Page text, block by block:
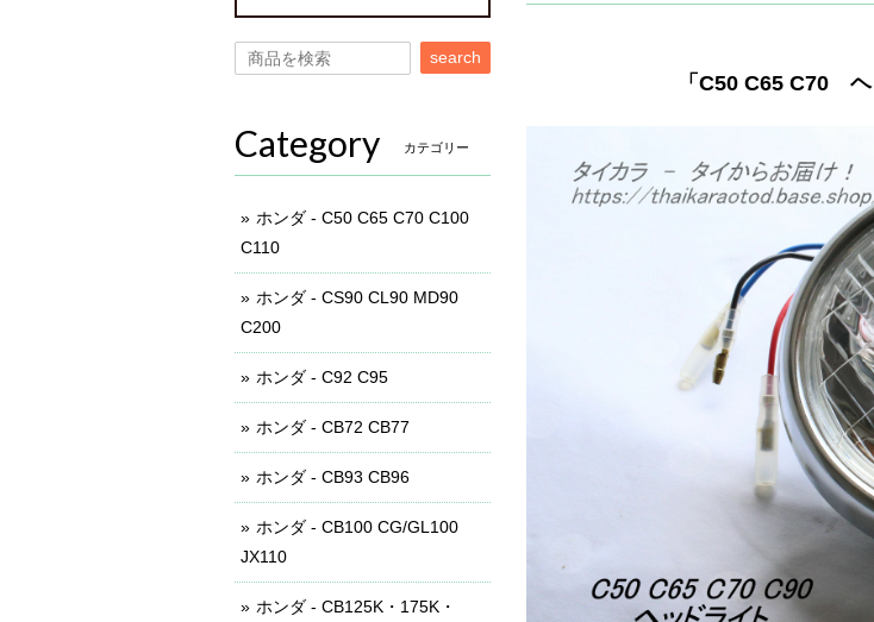
「C50 C65 C70
search
Category カテゴリー
ホンダ - C50 C65 C70 C100
C110
ホンダ - CS90 CL90 MD90
C200
ホンダ - C92 C95
ホンダ - CB72 CB77
ホンダ - CB93 CB96
ホンダ - CB100 CG/GL100
JX110
ホンダ - CB125K・175K・